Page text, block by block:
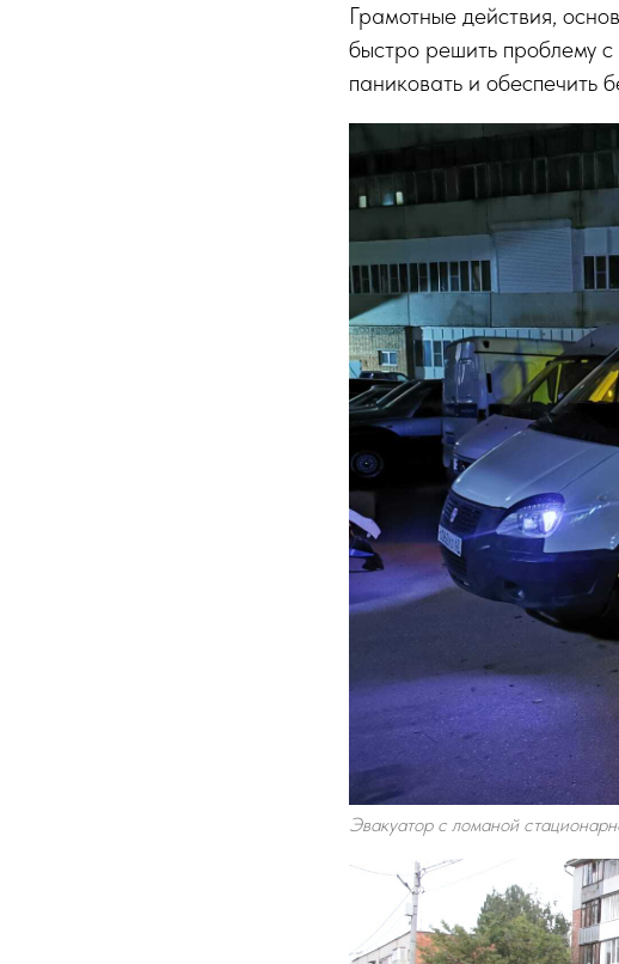
Грамотные действия,
быстро решить проблему
паниковать и обеспечить
Эвакуатор с ломаной